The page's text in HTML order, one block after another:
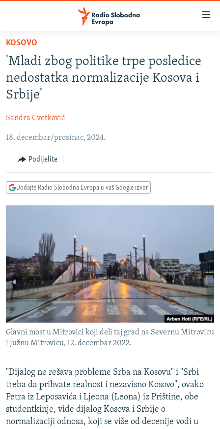
Pređite
glavni
sadržaj
Pređite
na
glavnu
Pređite
pretragu
VIJESTI
BOSNA I HERCEGOVINA
SRBIJA
KOSOVO
CRNA GORA
VIZUELNO
VIDEO
INFOGRAFIKE
PODCASTI
KINA NA BALKANU
DNEVNO@RSE
SPECIJALI RSE
VIŠE OD NASLOVA
GENOCID U SREBRENICI
POPLAVE I KLIZIŠTA U BIH 2024.
TV LIBERTY
MOJA EVROPA
TRI DECENIJE OD RATA U BIH
SVE KARTE DEJTONA
NASTANAK I RASPAD JUGOSLAVIJE
PRATITE NAS
Sve RFE/RL stranice
KOSOVO
'Mladi zbog politike trpe posledice
nedostatka normalizacije Kosova i
Srbije'
Sandra Cvetković
18. decembar/prosinac, 2024.
Podijelite
Dodajte Radio Slobodna Evropa u vaš Google izvor
Glavni most u Mitrovici koji deli taj grad na Severnu Mitrovicu
i Južnu Mitrovicu, 12. decembar 2022.
"Dijalog ne rešava probleme Srba na Kosovu" i "Srbi
treba da prihvate realnost i nezavisno Kosovo", ovako
Petra iz Leposavića i Ljeona (Leona) iz Prištine, obe
studentkinje, vide dijalog Kosova i Srbije o
normalizaciji odnosa, koji se više od decenije vodi u